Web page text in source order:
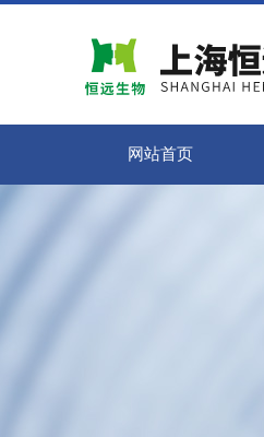
网站首页